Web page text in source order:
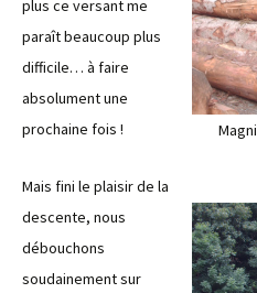
plus ce versant me
paraît beaucoup plus
difficile… à faire
absolument une
prochaine fois !
Mais fini le plaisir de la
descente, nous
débouchons
soudainement sur